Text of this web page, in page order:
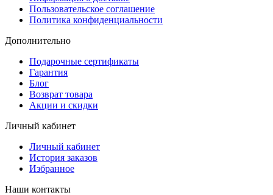
Пользовательское соглашение
Политика конфиденциальности
Дополнительно
Подарочные сертификаты
Гарантия
Блог
Возврат товара
Акции и скидки
Личный кабинет
Личный кабинет
История заказов
Избранное
Наши контакты